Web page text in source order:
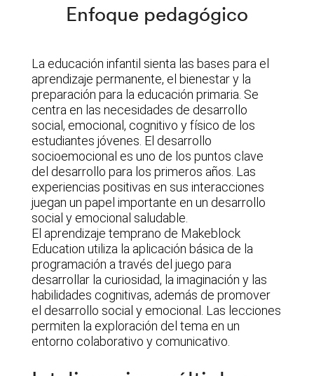
Enfoque pedagógico
La educación infantil sienta las bases para el
aprendizaje permanente, el bienestar y la
preparación para la educación primaria. Se
centra en las necesidades de desarrollo
social, emocional, cognitivo y físico de los
estudiantes jóvenes. El desarrollo
socioemocional es uno de los puntos clave
del desarrollo para los primeros años. Las
experiencias positivas en sus interacciones
juegan un papel importante en un desarrollo
social y emocional saludable.
El aprendizaje temprano de Makeblock
Education utiliza la aplicación básica de la
programación a través del juego para
desarrollar la curiosidad, la imaginación y las
habilidades cognitivas, además de promover
el desarrollo social y emocional. Las lecciones
permiten la exploración del tema en un
entorno colaborativo y comunicativo.